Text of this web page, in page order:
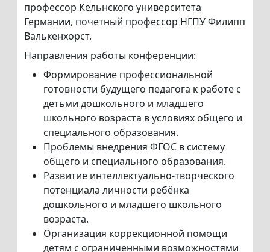
профессор Кёльнского университета
Германии, почетный профессор НГПУ Филипп
Валькенхорст.
Направления работы конференции:
Формирование профессиональной
готовности будущего педагога к работе с
детьми дошкольного и младшего
школьного возраста в условиях общего и
специального образования.
Проблемы внедрения ФГОС в систему
общего и специального образования.
Развитие интеллектуально-творческого
потенциала личности ребёнка
дошкольного и младшего школьного
возраста.
Организация коррекционной помощи
детям с ограниченными возможностями